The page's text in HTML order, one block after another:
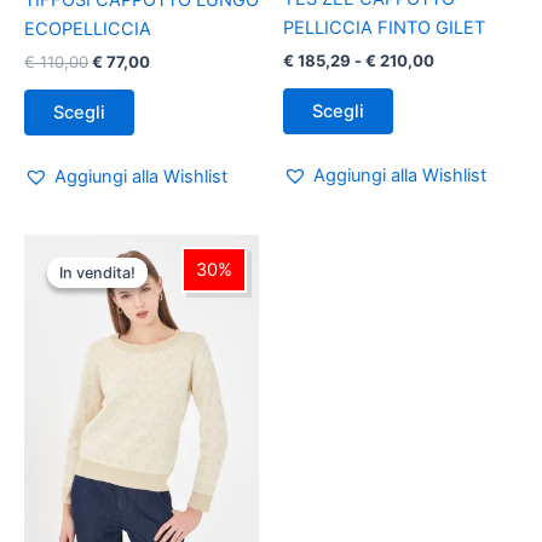
ECOPELLICCIA
€110,00€ 77,00
Scegli
Aggiungi alla Wishlist
PELLICCIA FINTO GILET
€ 185,29 -€ 210,00
Scegli
Aggiungi alla Wishlist
In vendita! 30%
In vendita!
prezzo:
da
€ 59,29
a
€ 69,95
Questo
prodotto
ha
varianti.
opzioni
possono
essere
scelte